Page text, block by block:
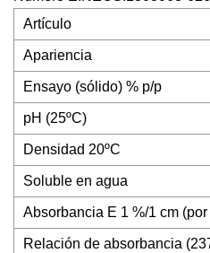
Artículo
Apariencia
Ensayo (sólido) % p/p
pH (25ºC)
Densidad 20ºC
Soluble en agua
Absorbancia E 1 %/1 cm
Relación de absorbancia